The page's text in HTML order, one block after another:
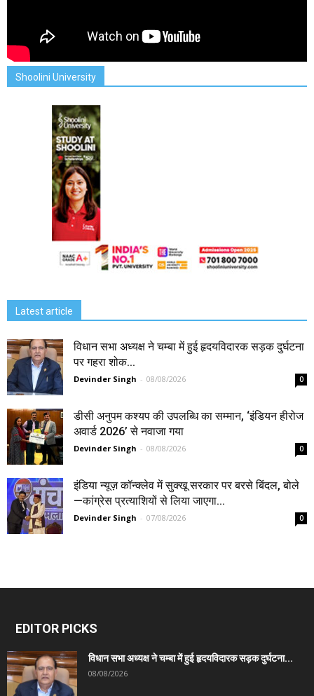
Shoolini University
Latest article
विधान सभा अध्यक्ष ने चम्बा में हुई हृदयविदारक सड़क दुर्घटना
पर गहरा शोक...
Devinder Singh - 08/08/2026 0
डीसी अनुपम कश्यप की उपलब्धि का सम्मान, ‘इंडियन हीरोज
अवार्ड 2026’ से नवाजा गया
Devinder Singh - 08/08/2026 0
इंडिया न्यूज़ कॉन्क्लेव में सुक्खू सरकार पर बरसे बिंदल, बोले
—कांग्रेस प्रत्याशियों से लिया जाएगा...
Devinder Singh - 07/08/2026 0
EDITOR PICKS
विधान सभा अध्यक्ष ने चम्बा में हुई हृदयविदारक सड़क दुर्घटना...
08/08/2026